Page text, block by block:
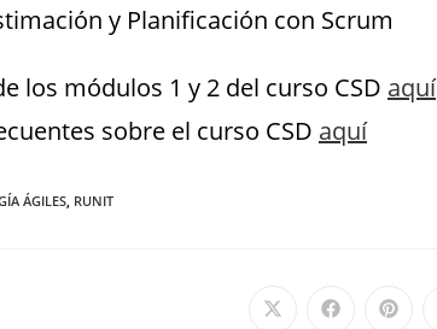
y Planificación con Scrum
los módulos 1 y 2 del curso CSD aquí
sobre el curso CSD aquí
ÁGILES, RUNIT